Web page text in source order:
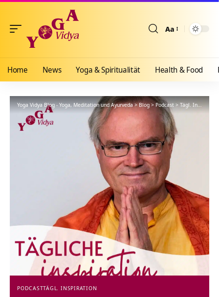
Aa
Home News Yoga & Spiritualität Health & Food
Yoga Vidya Blog - Yoga, Meditation und Ayurveda>Blog>Podcast>Tägl. Inspiration
PODCASTTÄGL. INSPIRATION